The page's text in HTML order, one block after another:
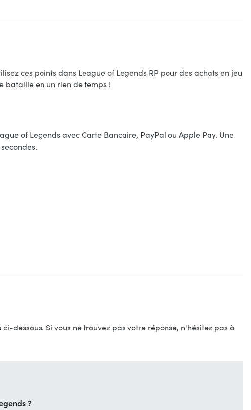
ces points dans League of Legends RP pour des achats en jeu
bataille en un rien de temps !
of Legends avec Carte Bancaire, PayPal ou Apple Pay. Une
dessous. Si vous ne trouvez pas votre réponse, n'hésitez pas à
?